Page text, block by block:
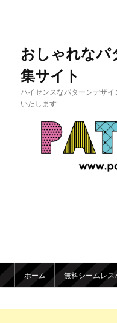
おしゃれなパ
集サイト
ハイセンスなパターンデザ
いたします
メインメニュー
メインコンテンツへ移動
サブコンテンツへ移動
ホーム 無料シームレ